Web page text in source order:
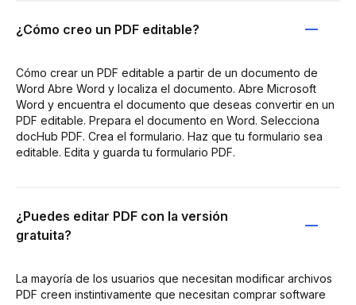
¿Cómo creo un PDF editable?
Cómo crear un PDF editable a partir de un documento de
Word Abre Word y localiza el documento. Abre Microsoft
Word y encuentra el documento que deseas convertir en un
PDF editable. Prepara el documento en Word. Selecciona
docHub PDF. Crea el formulario. Haz que tu formulario sea
editable. Edita y guarda tu formulario PDF.
¿Puedes editar PDF con la versión
gratuita?
La mayoría de los usuarios que necesitan modificar archivos
PDF creen instintivamente que necesitan comprar software